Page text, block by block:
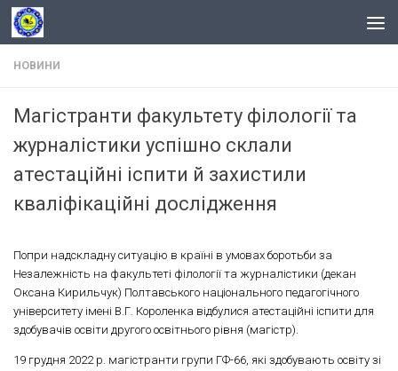
Skip to content
НОВИНИ
Магістранти факультету філології та
журналістики успішно склали
атестаційні іспити й захистили
кваліфікаційні дослідження
Попри надскладну ситуацію в країні в умовах боротьби за
Незалежність на факультеті філології та журналістики (декан
Оксана Кирильчук) Полтавського національного педагогічного
університету імені В.Г. Короленка відбулися атестаційні іспити для
здобувачів освіти другого освітнього рівня (магістр).
19 грудня 2022 р. магістранти групи ГФ-66, які здобувають освіту зі